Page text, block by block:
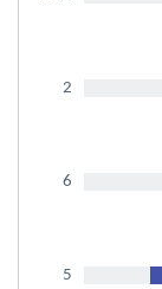
2
6
5